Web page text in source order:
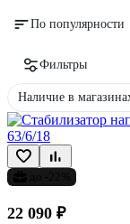
По популярности
Фильтры
Наличие в
22 090 ₽